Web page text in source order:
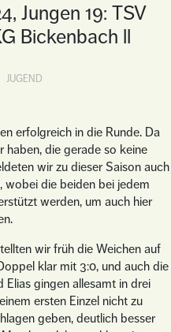
Jungen 19: TSV
Bickenbach ll
JUGEND
erfolgreich in die Runde. Da
haben, die gerade so keine
wir zu dieser Saison auch
wobei die beiden bei jedem
werden, um auch hier
wir früh die Weichen auf
klar mit 3:0, und auch die
Elias gingen allesamt in drei
ersten Einzel nicht zu
geben, deutlich besser